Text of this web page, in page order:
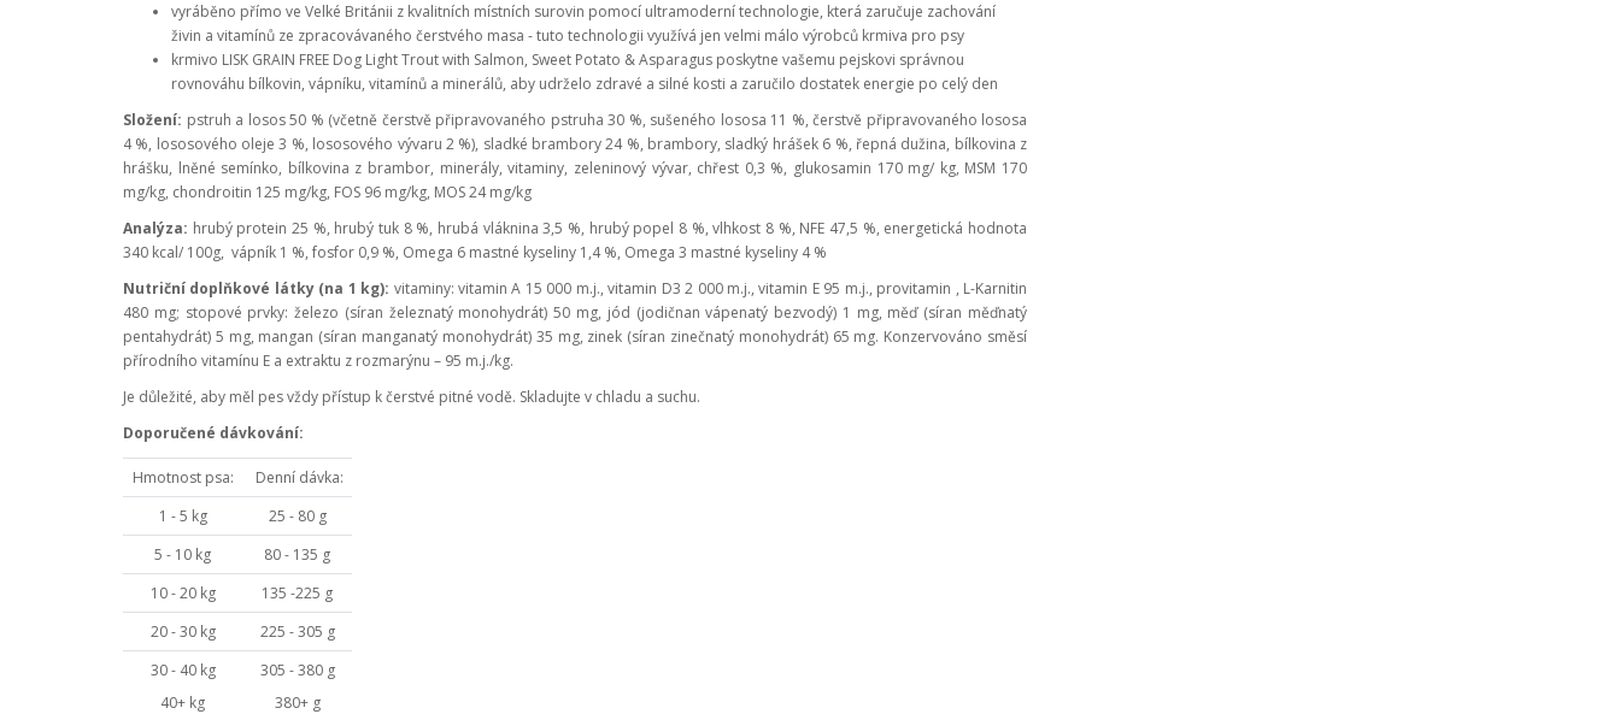
vyráběno přímo ve Velké Británii z kvalitních místních surovin pomocí ultramoderní technologie, která zaručuje zachování
živin a vitamínů ze zpracovávaného čerstvého masa - tuto technologii využívá jen velmi málo výrobců krmiva pro psy
krmivo LISK GRAIN FREE Dog Light Trout with Salmon, Sweet Potato & Asparagus poskytne vašemu pejskovi správnou
rovnováhu bílkovin, vápníku, vitamínů a minerálů, aby udrželo zdravé a silné kosti a zaručilo dostatek energie po celý den
Složení: pstruh a losos 50 % (včetně čerstvě připravovaného pstruha 30 %, sušeného lososa 11 %, čerstvě připravovaného lososa
4 %, lososového oleje 3 %, lososového vývaru 2 %), sladké brambory 24 %, brambory, sladký hrášek 6 %, řepná dužina, bílkovina z
hrášku, lněné semínko, bílkovina z brambor, minerály, vitaminy, zeleninový vývar, chřest 0,3 %, glukosamin 170 mg/ kg, MSM 170
mg/kg, chondroitin 125 mg/kg, FOS 96 mg/kg, MOS 24 mg/kg
Analýza: hrubý protein 25 %, hrubý tuk 8 %, hrubá vláknina 3,5 %, hrubý popel 8 %, vlhkost 8 %, NFE 47,5 %, energetická hodnota
340 kcal/ 100g, vápník 1 %, fosfor 0,9 %, Omega 6 mastné kyseliny 1,4 %, Omega 3 mastné kyseliny 4 %
Nutriční doplňkové látky (na 1 kg): vitaminy:vitamin A 15 000 m.j., vitamin D3 2 000 m.j., vitamin E 95 m.j., provitamin , L-Karnitin
480 mg; stopové prvky: železo (síran železnatý monohydrát) 50 mg, jód (jodičnan vápenatý bezvodý) 1 mg, měď (síran měďnatý
pentahydrát) 5 mg, mangan (síran manganatý monohydrát) 35 mg, zinek (síran zinečnatý monohydrát) 65 mg. Konzervováno směsí
přírodního vitamínu E a extraktu z rozmarýnu – 95 m.j./kg.
Je důležité, aby měl pes vždy přístup k čerstvé pitné vodě. Skladujte v chladu a suchu.
Doporučené dávkování:
Hmotnost psa:
Denní dávka:
1 - 5 kg
25 - 80 g
5 - 10 kg
80 - 135 g
10 - 20 kg
135 -225 g
20 - 30 kg
225 - 305 g
30 - 40 kg
40+ kg
305 - 380 g
380+ g